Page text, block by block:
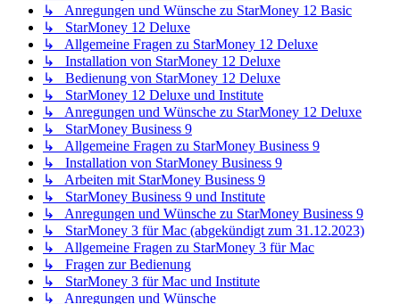
↳ Anregungen und Wünsche zu StarMoney 12 Basic
↳ StarMoney 12 Deluxe
↳ Allgemeine Fragen zu StarMoney 12 Deluxe
↳ Installation von StarMoney 12 Deluxe
↳ Bedienung von StarMoney 12 Deluxe
↳ StarMoney 12 Deluxe und Institute
↳ Anregungen und Wünsche zu StarMoney 12 Deluxe
↳ StarMoney Business 9
↳ Allgemeine Fragen zu StarMoney Business 9
↳ Installation von StarMoney Business 9
↳ Arbeiten mit StarMoney Business 9
↳ StarMoney Business 9 und Institute
↳ Anregungen und Wünsche zu StarMoney Business 9
↳ StarMoney 3 für Mac (abgekündigt zum 31.12.2023)
↳ Allgemeine Fragen zu StarMoney 3 für Mac
↳ Fragen zur Bedienung
↳ StarMoney 3 für Mac und Institute
↳ Anregungen und Wünsche